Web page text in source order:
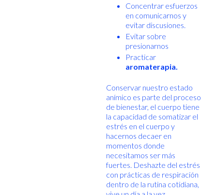
Concentrar esfuerzos
en comunicarnos y
evitar discusiones.
Evitar sobre
presionarnos
Practicar
aromaterapia.
Conservar nuestro estado
anímico es parte del proceso
de bienestar, el cuerpo tiene
la capacidad de somatizar el
estrés en el cuerpo y
hacernos decaer en
momentos donde
necesitamos ser más
fuertes. Deshazte del estrés
con prácticas de respiración
dentro de la rutina cotidiana,